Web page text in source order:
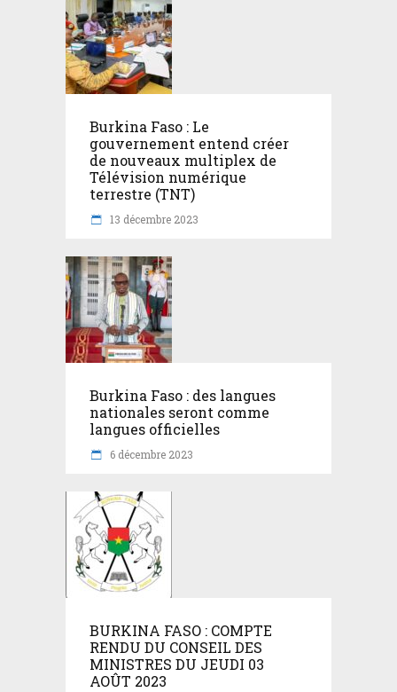
Burkina Faso : Le
gouvernement entend créer
de nouveaux multiplex de
Télévision numérique
terrestre (TNT)
13 décembre 2023
Burkina Faso : des langues
nationales seront comme
langues officielles
6 décembre 2023
BURKINA FASO : COMPTE
RENDU DU CONSEIL DES
MINISTRES DU JEUDI 03
AOÛT 2023